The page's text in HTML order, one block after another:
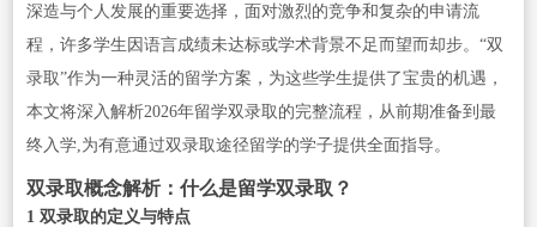
深造与个人发展的重要选择，面对激烈的竞争和复杂的申请流
程，许多学生因语言成绩未达标或学术背景不足而望而却步。“双
录取”作为一种灵活的留学方案，为这些学生提供了宝贵的机遇，
本文将深入解析2026年留学双录取的完整流程，从前期准备到最
终入学,为有意通过双录取途径留学的学子提供全面指导。
双录取概念解析：什么是留学双录取？
1 双录取的定义与特点